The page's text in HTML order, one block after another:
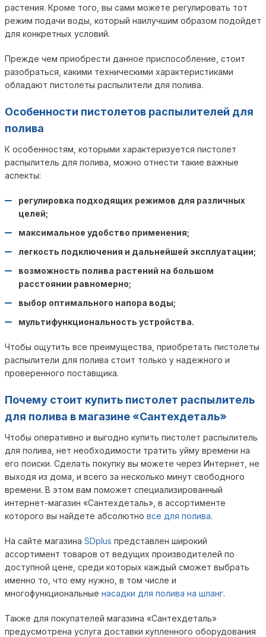
растения. Кроме того, вы сами можете регулировать тот
режим подачи воды, который наилучшим образом подойдет
для конкретных условий.
Прежде чем приобрести данное приспособление, стоит
разобраться, какими техническими характеристиками
обладают пистолеты распылители для полива.
Особенности пистолетов распылителей для
полива
К особенностям, которыми характеризуется пистолет
распылитель для полива, можно отнести такие важные
аспекты:
регулировка подходящих режимов для различных
целей;
максимальное удобство применения;
легкость подключения и дальнейшей эксплуатации;
возможность полива растений на большом
расстоянии равномерно;
выбор оптимального напора воды;
мультифункциональность устройства.
Чтобы ощутить все преимущества, приобретать пистолеты
распылители для полива стоит только у надежного и
проверенного поставщика.
Почему стоит купить пистолет распылитель
для полива в магазине «Сантехдеталь»
Чтобы оперативно и выгодно купить пистолет распылитель
для полива, нет необходимости тратить уйму времени на
его поиски. Сделать покупку вы можете через Интернет, не
выходя из дома, и всего за несколько минут свободного
времени. В этом вам поможет специализированный
интернет-магазин «Сантехдеталь», в ассортименте
которого вы найдете абсолютно все для полива.
На сайте магазина SDplus представлен широкий
ассортимент товаров от ведущих производителей по
доступной цене, среди которых каждый сможет выбрать
именно то, что ему нужно, в том числе и
многофункциональные насадки для полива на шланг.
Также для покупателей магазина «Сантехдеталь»
предусмотрена услуга доставки купленного оборудования